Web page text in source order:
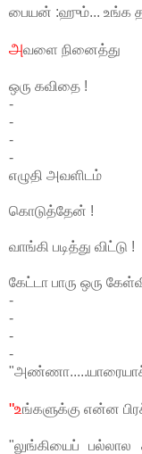
பையன் :ஹும்... உங்க
அவளை நினைத்து
ஒரு கவிதை !
-
-
-
-
எழுதி அவளிடம்
கொடுத்தேன் !
வாங்கி படித்து விட்டு !
கேட்டா பாரு ஒரு
-
-
-
-
"உங்களுக்கு என்ன
"லுங்கியைப் பல்லால